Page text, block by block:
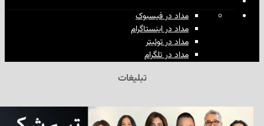
مداد در فیسبوک
مداد در اینستاگرام
مداد در توئیتر
مداد در تلگرام